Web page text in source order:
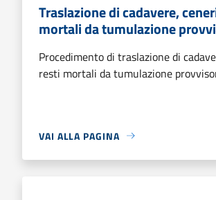
Traslazione di cadavere,
mortali da tumulazione
Procedimento di traslazione di
resti mortali da tumulazione
VAI ALLA PAGINA